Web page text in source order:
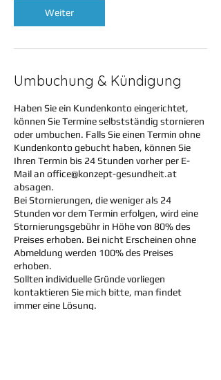
Weiter
Umbuchung & Kündigung
Haben Sie ein Kundenkonto eingerichtet,
können Sie Termine selbstständig stornieren
oder umbuchen. Falls Sie einen Termin ohne
Kundenkonto gebucht haben, können Sie
Ihren Termin bis 24 Stunden vorher per E-
Mail an office@konzept-gesundheit.at
absagen.
Bei Stornierungen, die weniger als 24
Stunden vor dem Termin erfolgen, wird eine
Stornierungsgebühr in Höhe von 80% des
Preises erhoben. Bei nicht Erscheinen ohne
Abmeldung werden 100% des Preises
erhoben.
Sollten individuelle Gründe vorliegen
kontaktieren Sie mich bitte, man findet
immer eine Lösung.